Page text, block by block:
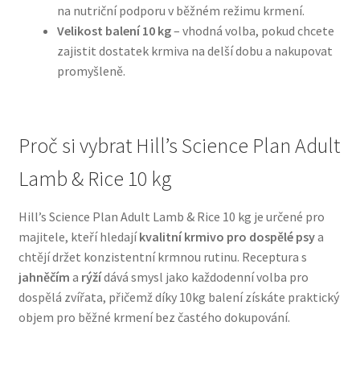
Hračky pro psy
Konzervy a kapsičky pro psy
Oblečky pro psy
Pamlsky pro psy
Pelíšky pro psy
Ortopedické pelíšky
Přepravky pro psy
na nutriční podporu v běžném režimu krmení.
Velikost balení 10 kg– vhodná volba, pokud chcete
zajistit dostatek krmiva na delší dobu a nakupovat
promyšleně.
Proč si vybrat Hill’s Science Plan Adult
Lamb & Rice 10 kg
Hill’s Science Plan Adult Lamb & Rice 10 kg je určené pro
majitele, kteří hledajíkvalitní krmivo pro dospělé psya
chtějí držet konzistentní krmnou rutinu. Receptura s
jahněčím a rýžídává smysl jako každodenní volba pro
dospělá zvířata, přičemž díky 10kg balení získáte praktický
objem pro běžné krmení bez častého dokupování.